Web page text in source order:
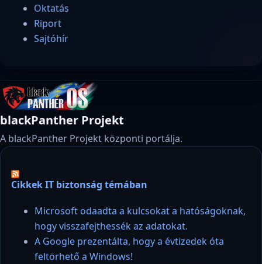
Oktatás
Riport
Sajtóhír
blackPanther Projekt
A blackPanther Projekt központi portálja.
Cikkek IT biztonság témában
Microsoft odaadta a kulcsokat a hatóságoknak,
hogy visszafejthessék az adatokat.
A Google prezentálta, hogy a évtizedek óta
feltörhető a Windows!